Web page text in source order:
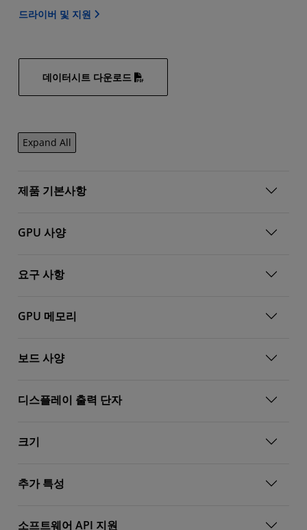
드라이버 및 지원
데이터시트 다운로드
Expand All
제품 기본사항
GPU 사양
요구 사항
GPU 메모리
보드 사양
디스플레이 출력 단자
크기
추가 특성
소프트웨어 API 지원